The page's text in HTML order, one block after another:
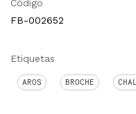
Código
FB-002652
Etiquetas
AROS BROCHE